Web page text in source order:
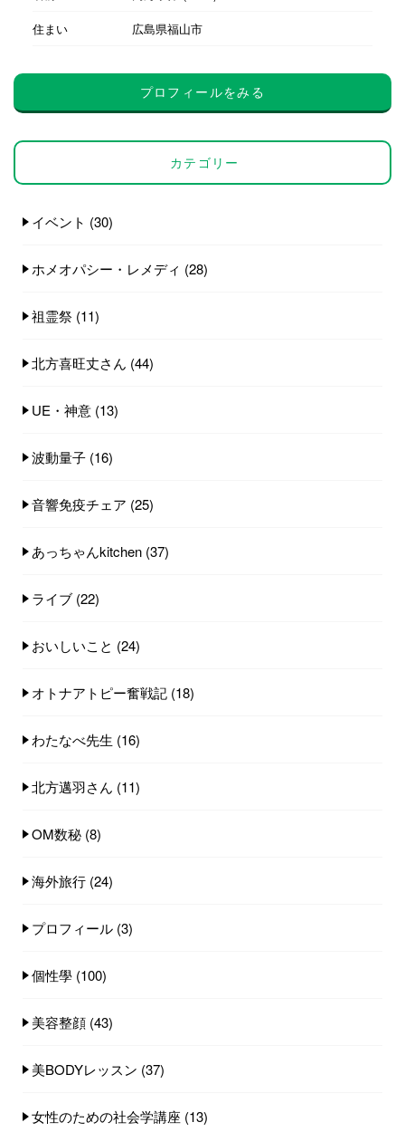
住まい
広島県福山市
プロフィールをみる
カテゴリー
イベント (30)
ホメオパシー・レメディ (28)
祖霊祭 (11)
北方喜旺丈さん (44)
UE・神意 (13)
波動量子 (16)
音響免疫チェア (25)
あっちゃんkitchen (37)
ライブ (22)
おいしいこと (24)
オトナアトピー奮戦記 (18)
わたなべ先生 (16)
北方邁羽さん (11)
OM数秘 (8)
海外旅行 (24)
プロフィール (3)
個性學 (100)
美容整顔 (43)
美BODYレッスン (37)
女性のための社会学講座 (13)